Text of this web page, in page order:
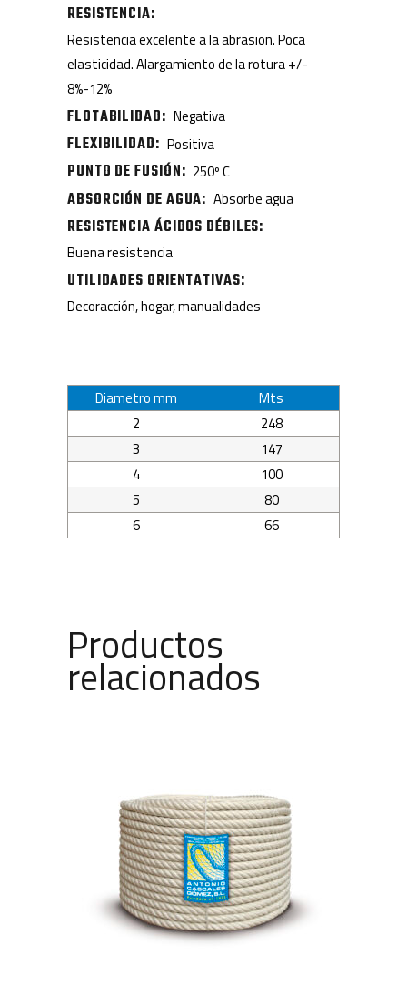
RESISTENCIA
Resistencia excelente a la abrasion. Poca
elasticidad. Alargamiento de la rotura +/-
8%-12%
FLOTABILIDAD Negativa
FLEXIBILIDAD Positiva
PUNTO DE FUSIÓN 250º C
ABSORCIÓN DE AGUA Absorbe agua
RESISTENCIA ÁCIDOS DÉBILES
Buena resistencia
UTILIDADES ORIENTATIVAS
Decoracción, hogar, manualidades
Diametro mm
Mts
2
248
3
147
4
100
5
80
6
66
Productos
relacionados